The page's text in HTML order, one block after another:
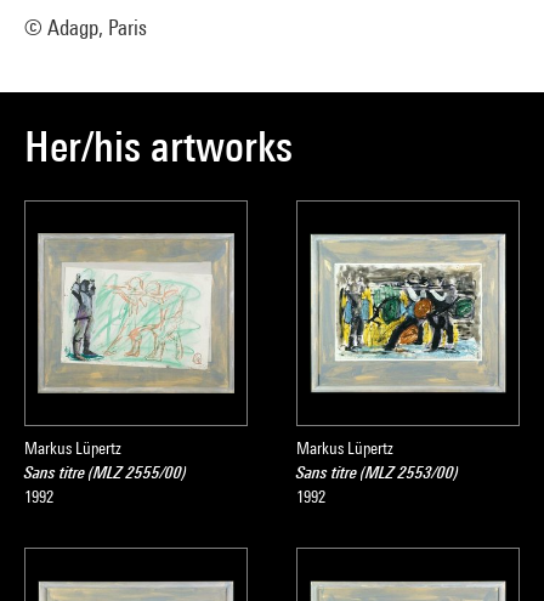
© Adagp, Paris
Her/his artworks
Markus Lüpertz
Sans titre (MLZ 2555/00)
1992
Markus Lüpertz
Sans titre (MLZ 2553/00)
1992